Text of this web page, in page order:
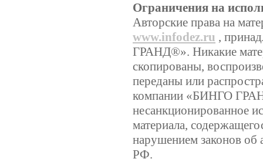
Ограничения на
Авторские права на
www.infodez.ru ,
ГРАНД®». Никакие
скопированы,
переданы или
компании «БИНГО
несанкционированное
материала,
нарушением законов об
РФ.